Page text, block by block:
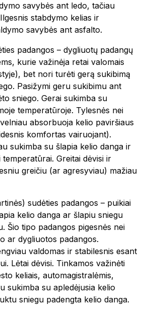
savybės ant ledo, tačiau
stabdymo kelias ir
savybės ant asfalto.
padangos – dygliuotų padangų
kurie važinėja retai valomais
bet nori turėti gerą sukibimą
Pasižymi geru sukibimu ant
sniego. Gerai sukimba su
temperatūroje. Tylesnės nei
absorbuoja kelio paviršiaus
komfortas vairuojant).
sukimba su šlapia kelio danga ir
temperatūrai. Greitai dėvisi ir
greičiu (ar agresyviau) mažiau
sudėties padangos – puikiai
kelio danga ar šlapiu sniegu
Šio tipo padangos pigesnės nei
ar dygliuotos padangos.
valdomas ir stabilesnis esant
Lėtai dėvisi. Tinkamos važinėti
keliais, automagistralėmis,
sukimba su apledėjusia kelio
sniegu padengta kelio danga.